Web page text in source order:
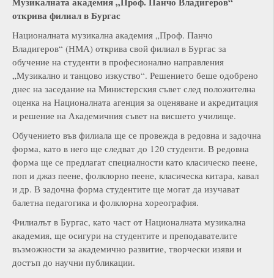
открива филиал вБургас
Националната музикална академия „Проф. Панчо
Владигеров“ (НМА) открива свой филиал в Бургас за
обучение на студенти в професионално направления
„Музикално и танцово изкуство“. Решението беше одобрено
днес на заседание на Министерския съвет след положителна
оценка на Националната агенция за оценяване и акредитация
и решение на Академичния съвет на висшето училище.
Обучението във филиала ще се провежда в редовна и задочна
форма, като в него ще следват до 120 студенти. В редовна
форма ще се предлагат специалности като класическо пеене,
поп и джаз пеене, фолклорно пеене, класическа китара, кавал
и др. В задочна форма студентите ще могат да изучават
балетна педагогика и фолклорна хореография.
Филиалът в Бургас, като част от Националната музикална
академия, ще осигури на студентите и преподавателите
възможности за академично развитие, творчески изяви и
достъп до научни публикации.